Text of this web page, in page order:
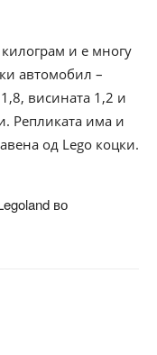
и е многу
автомобил –
висината 1,2 и
Репликата има и
од Lego коцки.
во